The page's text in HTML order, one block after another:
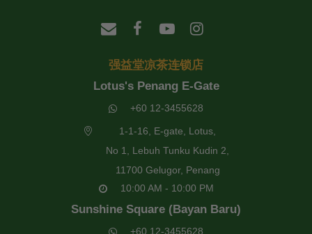
强益堂凉茶连锁店
Lotus's Penang E-Gate
+60 12-3455628
1-1-16, E-gate, Lotus,
No 1, Lebuh Tunku Kudin 2,
11700 Gelugor, Penang
10:00 AM - 10:00 PM
Sunshine Square (Bayan Baru)
+60 12-3455628